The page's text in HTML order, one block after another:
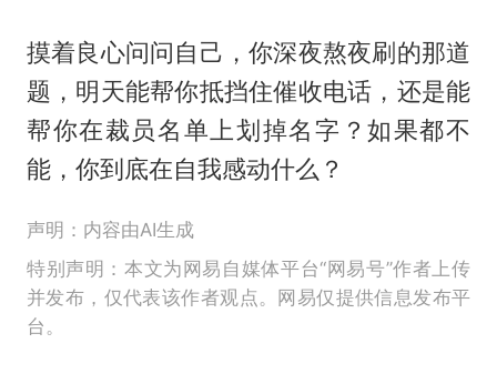
摸着良心问问自己，你深夜熬夜刷的那道
题，明天能帮你抵挡住催收电话，还是能
帮你在裁员名单上划掉名字？如果都不
能，你到底在自我感动什么？
声明：内容由AI生成
特别声明：本文为网易自媒体平台“网易号”作者上传
并发布，仅代表该作者观点。网易仅提供信息发布平
台。